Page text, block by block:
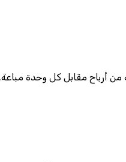
من أرباح مقابل كل وحدة